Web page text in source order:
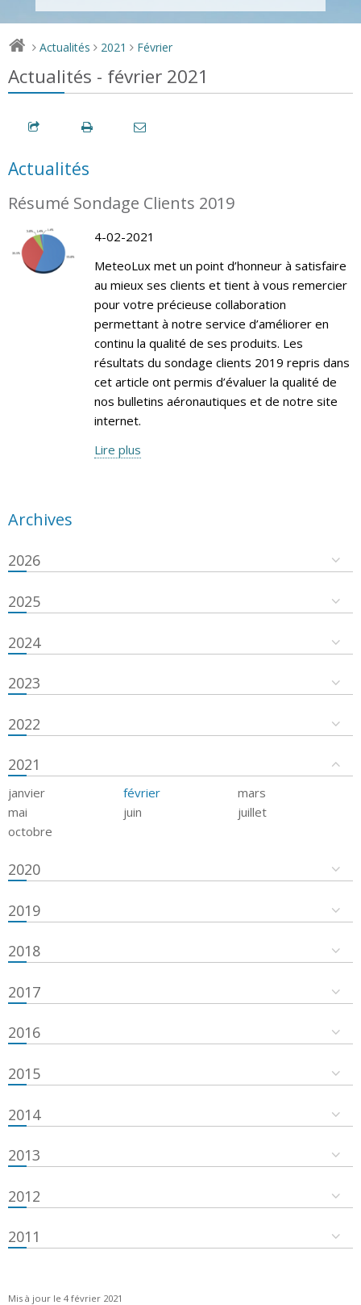
> Actualités > 2021 > Février
Actualités - février 2021
Actualités
Résumé Sondage Clients 2019
4-02-2021
MeteoLux met un point d’honneur à satisfaire
au mieux ses clients et tient à vous remercier
pour votre précieuse collaboration
permettant à notre service d’améliorer en
continu la qualité de ses produits. Les
résultats du sondage clients 2019 repris dans
cet article ont permis d’évaluer la qualité de
nos bulletins aéronautiques et de notre site
internet.
Lire plus
Archives
2026
2025
2024
2023
2022
2021
janvier février
mars
mai
juin
juillet
octobre
2020
2019
2018
2017
2016
2015
2014
2013
2012
2011
Mis à jour le 4 février 2021